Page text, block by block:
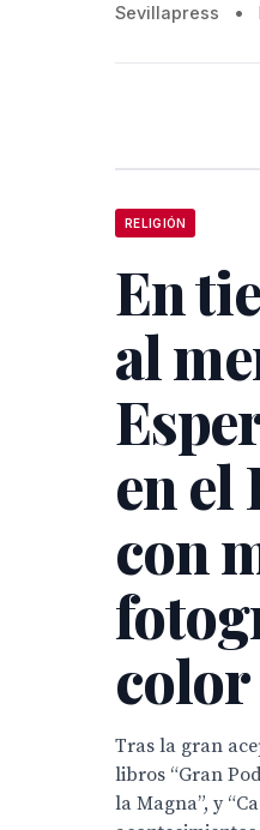
Sevillapress •
RELIGIÓN
En
al
en el
con
color
Tras la gran
libros “Gran
la Magna”, y